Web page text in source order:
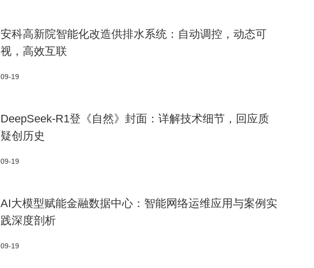
安科高新院智能化改造供排水系统：自动调控，动态可
视，高效互联
09-19
DeepSeek-R1登《自然》封面：详解技术细节，回应质
疑创历史
09-19
AI大模型赋能金融数据中心：智能网络运维应用与案例实
践深度剖析
09-19